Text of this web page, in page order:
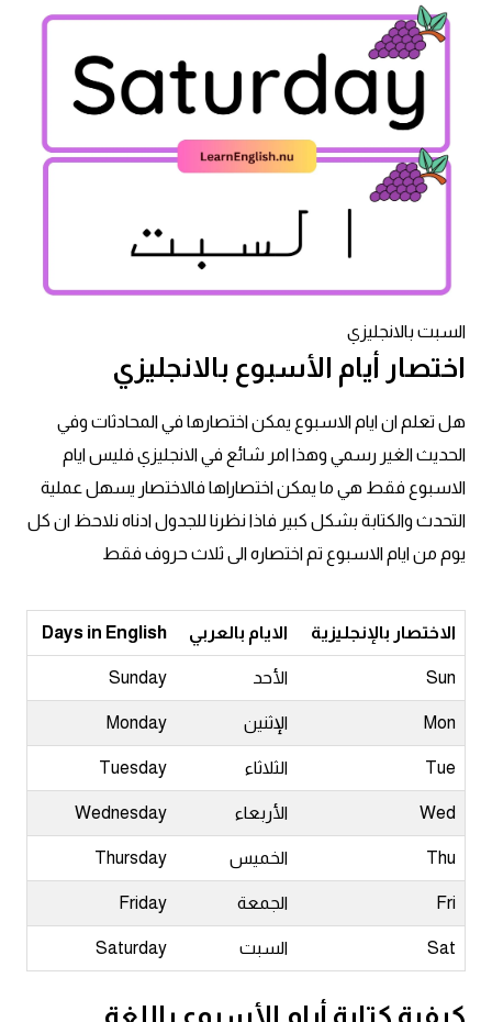
السبت بالانجليزي
اختصار أيام الأسبوع بالانجليزي
هل تعلم ان ايام الاسبوع يمكن اختصارها في المحادثات وفي
الحديث الغير رسمي وهذا امر شائع في الانجليزي فليس ايام
الاسبوع فقط هي ما يمكن اختصاراها فالاختصار يسهل عملية
التحدث والكتابة بشكل كبير فاذا نظرنا للجدول ادناه نلاحظ ان كل
يوم من ايام الاسبوع تم اختصاره الى ثلاث حروف فقط
الاختصار بالإنجليزية الايام بالعربي Days in English
Sun الأحد Sunday
Mon الإثنين Monday
Tue الثلاثاء Tuesday
Wed الأربعاء Wednesday
Thu الخميس Thursday
Fri الجمعة Friday
Sat السبت Saturday
كيفية كتابة أيام الأسبوع باللغة